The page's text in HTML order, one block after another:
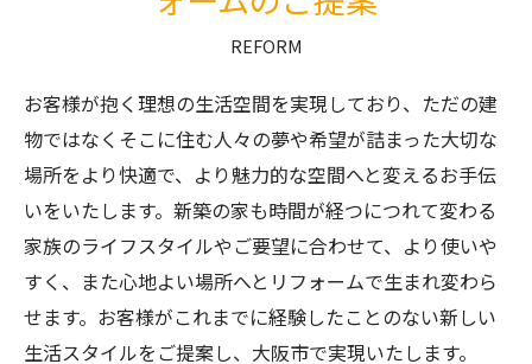
REFORM
お客様が抱く理想の生活空間を実現しており、ただの建
物ではなくそこに住む人々の夢や希望が詰まった大切な
場所をより快適で、より魅力的な空間へと変えるお手伝
いをいたします。新築の家も時間が経つにつれて変わる
家族のライフスタイルやご要望に合わせて、より使いや
すく、また心地よい場所へとリフォームで生まれ変わら
せます。お客様がこれまでに経験したことのない新しい
生活スタイルをご提案し、大阪市で実現いたします。